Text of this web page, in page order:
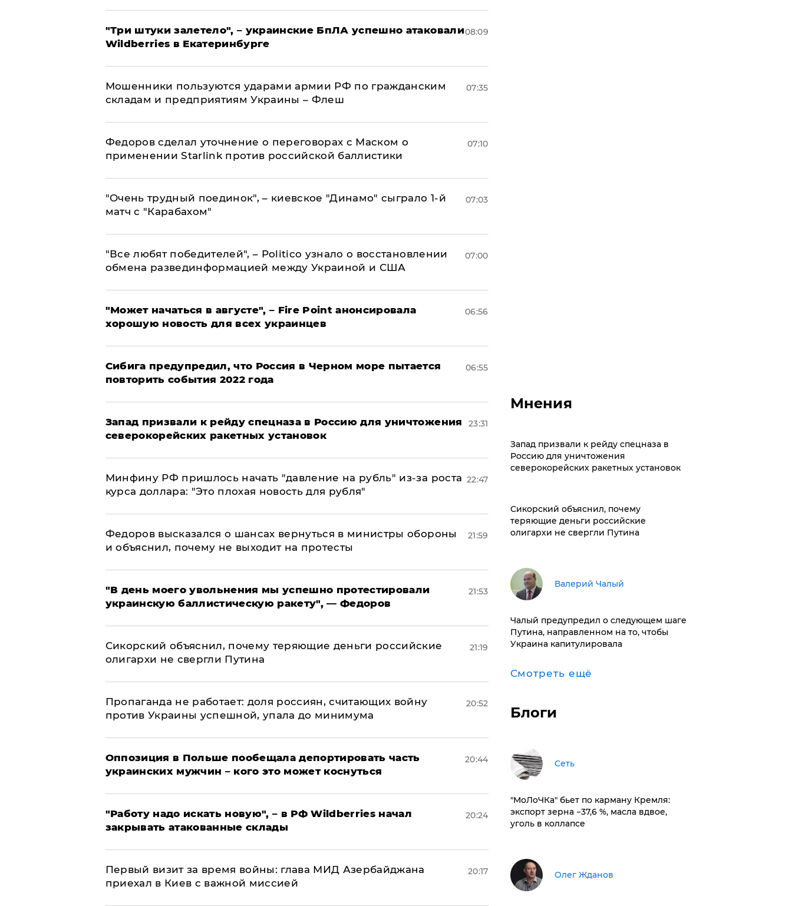
"Три штуки залетело", – украинские БпЛА успешно атаковали
Wildberries в Екатеринбурге
08:09
Мошенники пользуются ударами армии РФ по гражданским
складам и предприятиям Украины – Флеш
07:35
Федоров сделал уточнение о переговорах с Маском о
применении Starlink против российской баллистики
07:10
"Очень трудный поединок", – киевское "Динамо" сыграло 1-й
матч с "Карабахом"
07:03
​"Все любят победителей", – Politico узнало о восстановлении
обмена развединформацией между Украиной и США
07:00
"Может начаться в августе", – Fire Point анонсировала
хорошую новость для всех украинцев
06:56
Сибига предупредил, что Россия в Черном море пытается
повторить события 2022 года
06:55
Запад призвали к рейду спецназа в Россию для уничтожения
северокорейских ракетных установок
23:31
Минфину РФ пришлось начать "давление на рубль" из-за роста
курса доллара: "Это плохая новость для рубля"
22:47
Федоров высказался о шансах вернуться в министры обороны
и объяснил, почему не выходит на протесты
21:59
​"В день моего увольнения мы успешно протестировали
украинскую баллистическую ракету", — Федоров
21:53
Сикорский объяснил, почему теряющие деньги российские
олигархи не свергли Путина
21:19
​Пропаганда не работает: доля россиян, считающих войну
против Украины успешной, упала до минимума
20:52
Оппозиция в Польше пообещала депортировать часть
украинских мужчин – кого это может коснуться
20:44
"Работу надо искать новую", – в РФ Wildberries начал
закрывать атакованные склады
20:24
Первый визит за время войны: глава МИД Азербайджана
приехал в Киев с важной миссией
20:17
Мнения
Запад призвали к рейду спецназа в
Россию для уничтожения
северокорейских ракетных установок
Сикорский объяснил, почему
теряющие деньги российские
олигархи не свергли Путина
Валерий Чалый
Чалый предупредил о следующем шаге
Путина, направленном на то, чтобы
Украина капитулировала
Смотреть ещё
Блоги
Сеть
​"МоЛоЧКа" бьет по карману Кремля:
экспорт зерна −37,6 %, масла вдвое,
уголь в коллапсе
Олег Жданов